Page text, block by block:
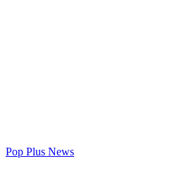
Pop Plus News